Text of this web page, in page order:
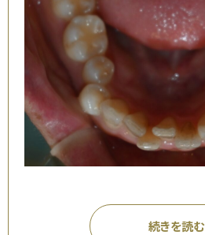
続きを読む